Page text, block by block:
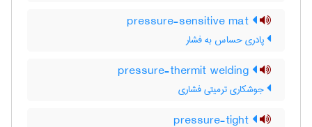
پادری حساس به فشار
جوشکاری ترمیتی فشاری